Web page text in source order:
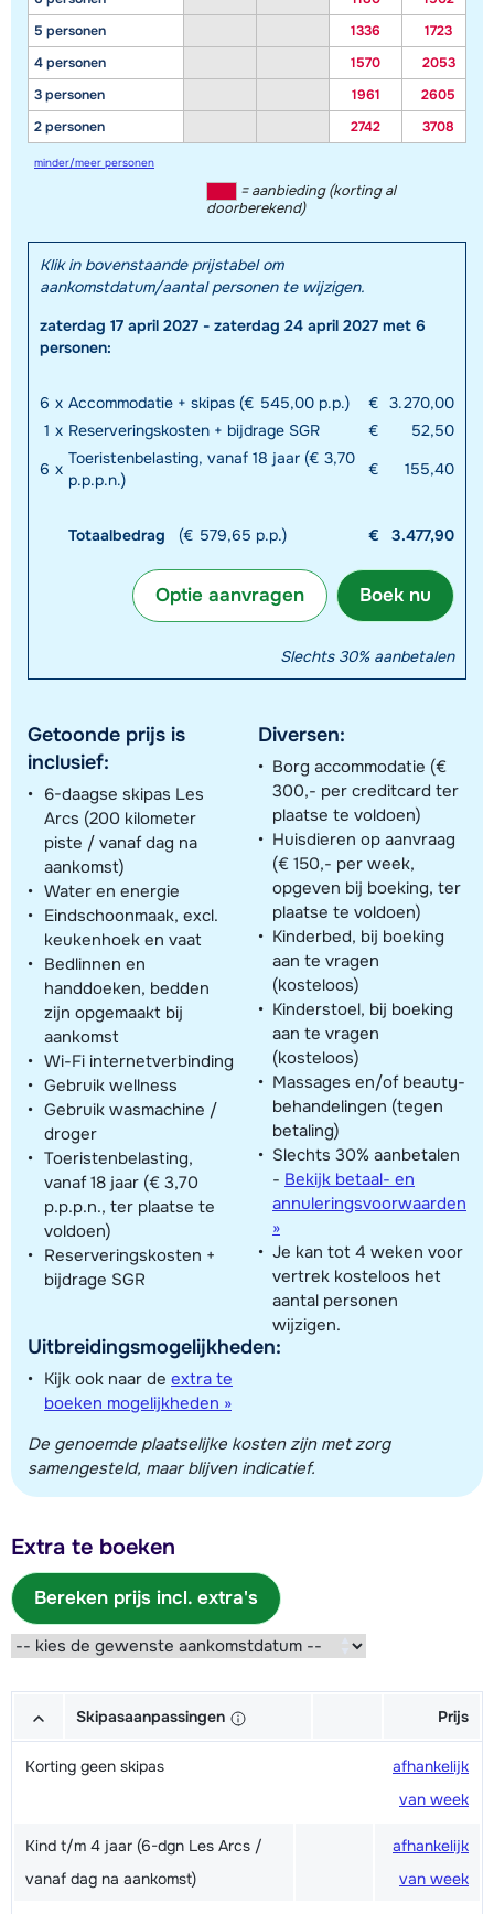
5 personen
4 personen
3 personen
2 personen
1336
1723
1570
2053
1961
2605
2742
3708
minder/meer personen
= aanbieding (korting al
doorberekend)
Klik in bovenstaande prijstabel om
aankomstdatum/aantal personen te wijzigen.
zaterdag 17 april 2027 - zaterdag 24 april 2027 met 6
personen:
6 x Accommodatie + skipas (€ 545,00 p.p.) € 3.270,00
1 x Reserveringskosten + bijdrage SGR €
52,50
6 x
Toeristenbelasting, vanaf 18 jaar (€ 3,70
p.p.p.n.)
€ 155,40
Totaalbedrag (€ 579,65 p.p.) € 3.477,90
Boek nu
Optie aanvragen
Slechts 30% aanbetalen
Getoonde prijs is
inclusief:
6-daagse skipas Les
Arcs (200 kilometer
piste / vanaf dag na
aankomst)
Water en energie
Eindschoonmaak, excl.
keukenhoek en vaat
Bedlinnen en
handdoeken, bedden
zijn opgemaakt bij
aankomst
Wi-Fi internetverbinding
Gebruik wellness
Gebruik wasmachine /
droger
Toeristenbelasting,
vanaf 18 jaar (€ 3,70
p.p.p.n., ter plaatse te
voldoen)
Reserveringskosten +
bijdrage SGR
Uitbreidingsmogelijkheden:
Kijk ook naar de extra te
boeken mogelijkheden »
Diversen:
Borg accommodatie (€
300,- per creditcard ter
plaatse te voldoen)
Huisdieren op aanvraag
(€ 150,- per week,
opgeven bij boeking, ter
plaatse te voldoen)
Kinderbed, bij boeking
aan te vragen
(kosteloos)
Kinderstoel, bij boeking
aan te vragen
(kosteloos)
Massages en/of beauty-
behandelingen (tegen
betaling)
Slechts 30% aanbetalen
- Bekijk betaal- en
annuleringsvoorwaarden
»
Je kan tot 4 weken voor
vertrek kosteloos het
aantal personen
wijzigen.
De genoemde plaatselijke kosten zijn met zorg
samengesteld, maar blijven indicatief.
Extra te boeken
Bereken prijs incl. extra's
Skipasaanpassingen Prijs
Korting geen skipas
afhankelijk
van week
Kind t/m 4 jaar (6-dgn Les Arcs /
vanaf dag na aankomst)
afhankelijk
van week